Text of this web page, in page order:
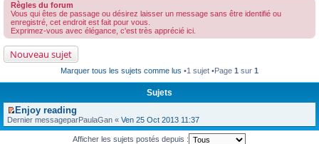
Règles du forum
Vous qui êtes de passage ou désirez laisser un message sans être identifié ou
enregistré, cet endroit est fait pour vous.
Exprimez-vous avec élégance, c'est très apprécié ici.
Nouveau sujet
Marquer tous les sujets comme lus •1 sujet •Page 1 sur 1
Sujets
V
o
Enjoy reading
Dernier messageparPaulaGan « Ven 25 Oct 2013 11:37
Afficher les sujets postés depuis :